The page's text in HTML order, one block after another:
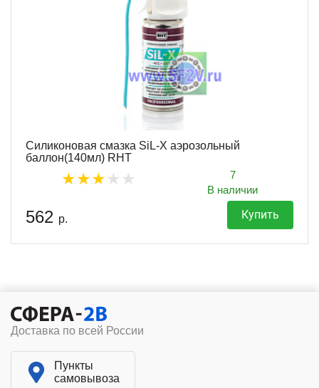
Силиконовая смазка SiL-X аэрозольный
баллон(140мл) RHT
7
В наличии
562 р. Купить
Доставка по всей России
Пункты
самовывоза